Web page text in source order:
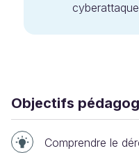
Objectifs
Comprendre le